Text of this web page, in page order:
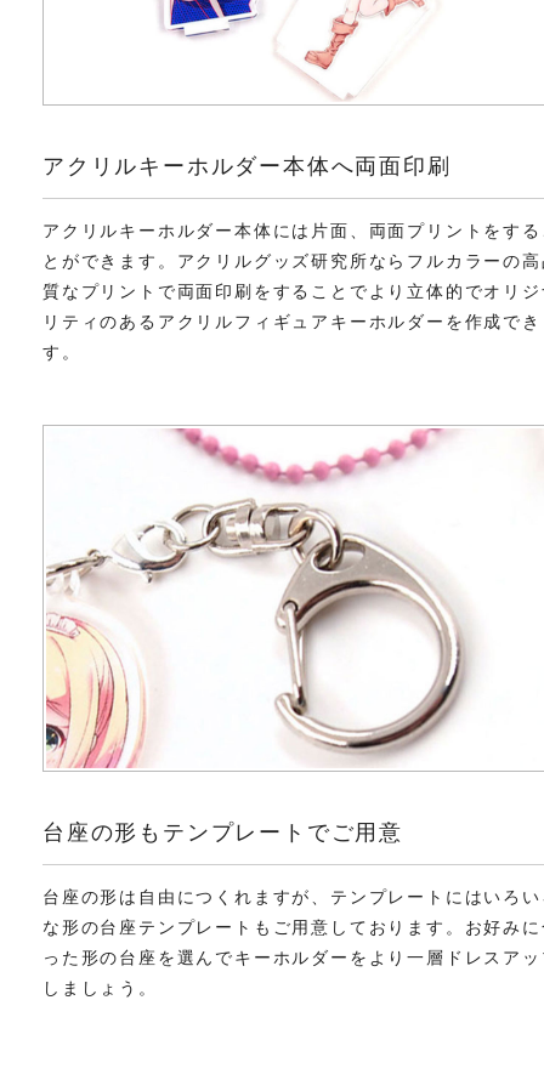
アクリルキーホルダー本体へ両面印刷
アクリルキーホルダー本体には片面、両面プリントをす
とができます。アクリルグッズ研究所ならフルカラーの
質なプリントで両面印刷をすることでより立体的でオリ
リティのあるアクリルフィギュアキーホルダーを作成で
す。
台座の形もテンプレートでご用意
台座の形は自由につくれますが、テンプレートにはいろ
な形の台座テンプレートもご用意しております。お好み
った形の台座を選んでキーホルダーをより一層ドレスア
しましょう。